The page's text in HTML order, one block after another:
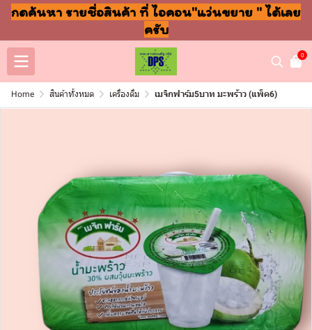
กดค้นหา รายชื่อสินค้า ที่ ไอคอน"แว่นขยาย " ได้เลย
ครับ
0
Home สินค้าทั้งหมด เครื่องดื่ม เมจิกฟาร์ม5บาท มะพร้าว (แพ็ค6)